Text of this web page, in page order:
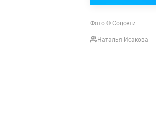
Фото © Соцсети
Наталья Исакова